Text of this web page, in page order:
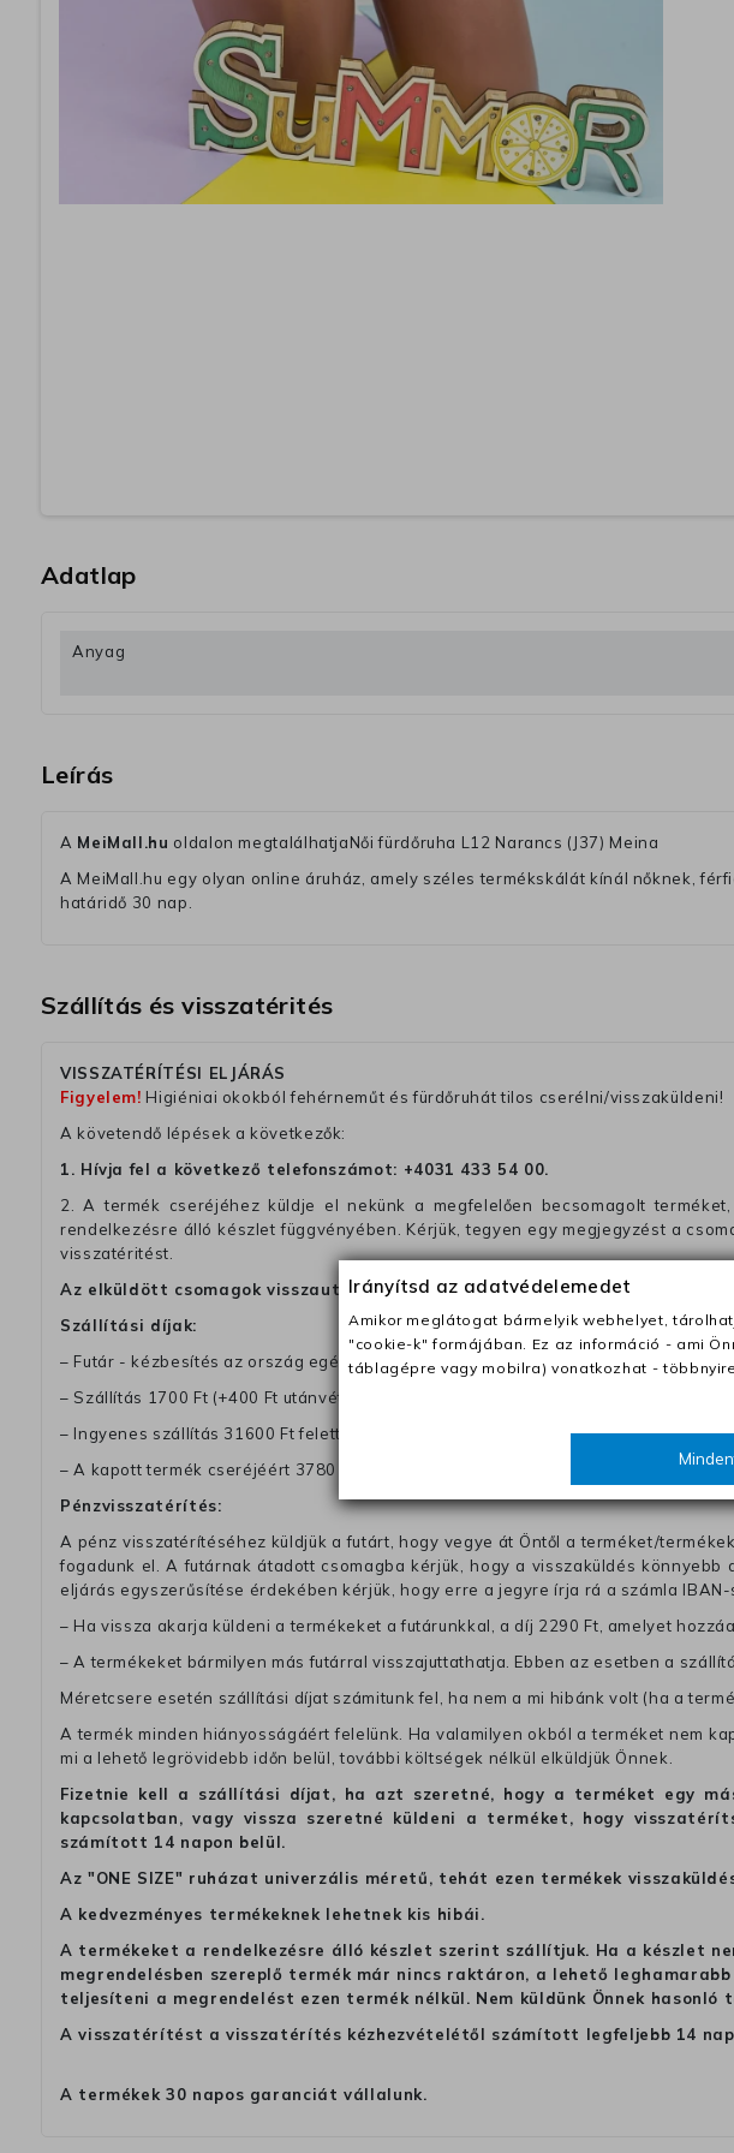
Adatlap
Anyag
Leírás
A MeiMall.hu oldalon megtalálhatjaNői fürdőruha L12 Narancs (J37) Meina
A MeiMall.hu egy olyan online áruház, amely széles termékskálát kínál nőknek,
határidő 30 nap.
Szállítás és visszatérités
VISSZATÉRÍTÉSI ELJÁRÁS
Figyelem! Higiéniai okokból fehérneműt és fürdőruhát tilos cserélni/visszaküldeni!
A követendő lépések a következők:
1. Hívja fel a következő telefonszámot: +4031 433 54 00.
2. A termék cseréjéhez küldje el nekünk a megfelelően becsomagolt
rendelkezésre álló készlet függvényében. Kérjük, tegyen egy megjegyzést a
visszatéritést.
Az elküldött csomagok visszautasításra kerülnek, ha ezeket nem megfelelő
Szállítási díjak:
– Futár - kézbesítés az ország egész területén, 2-3 munkanapon belül a
– Szállítás 1700 Ft (+400 Ft utánvéttel)
– Ingyenes szállítás 31600 Ft feletti megrendeléseknél (+400 Ft utánvétte)
– A kapott termék cseréjéért 3780 Ft szállítási díjat számolunk fel (oda -vissza út)
Pénzvisszatérítés:
A pénz visszatérítéséhez küldjük a futárt, hogy vegye át Öntől a terméket/
fogadunk el. A futárnak átadott csomagba kérjük, hogy a visszaküldés
eljárás egyszerűsítése érdekében kérjük, hogy erre a jegyre írja rá a számla
– Ha vissza akarja küldeni a termékeket a futárunkkal, a díj 2290 Ft, amelyet
– A termékeket bármilyen más futárral visszajuttathatja. Ebben az esetben a
Méretcsere esetén szállítási díjat számitunk fel, ha nem a mi hibánk volt (ha a
A termék minden hiányosságáért felelünk. Ha valamilyen okból a terméket nem
mi a lehető legrövidebb időn belül, további költségek nélkül elküldjük Önnek.
Fizetnie kell a szállítási díjat, ha azt szeretné, hogy a terméket egy
kapcsolatban, vagy vissza szeretné küldeni a terméket, hogy
számított 14 napon belül.
Az "ONE SIZE" ruházat univerzális méretű, tehát ezen termékek
A kedvezményes termékeknek lehetnek kis hibái.
A termékeket a rendelkezésre álló készlet szerint szállítjuk. Ha a készlet
megrendelésben szereplő termék már nincs raktáron, a lehető
teljesíteni a megrendelést ezen termék nélkül. Nem küldünk Önnek
A visszatérítést a visszatérítés kézhezvételétől számított legfeljebb 14
A termékek 30 napos garanciát vállalunk.
Irányítsd az adatvédelemedet
Amikor meglátogat bármelyik webhelyet,
"cookie-k" formájában. Ez az információ - ami
táblagépre vagy mobilra) vonatkozhat -